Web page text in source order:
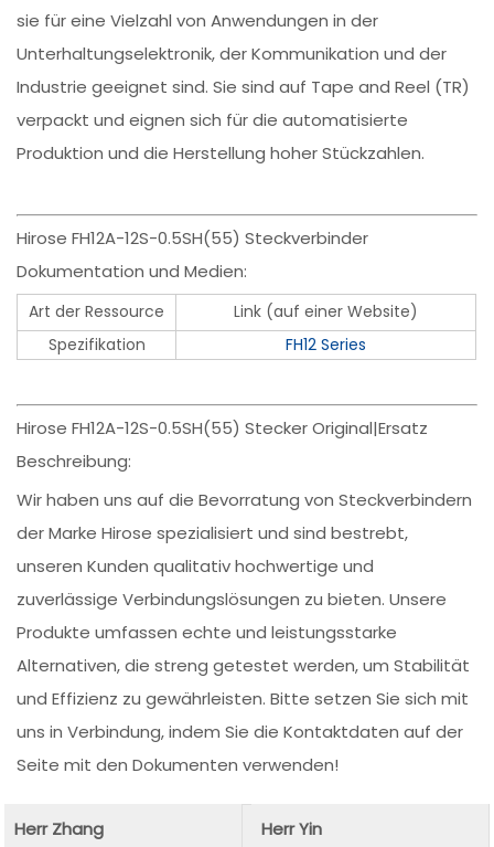
sie für eine Vielzahl von Anwendungen in der
Unterhaltungselektronik, der Kommunikation und der
Industrie geeignet sind. Sie sind auf Tape and Reel (TR)
verpackt und eignen sich für die automatisierte
Produktion und die Herstellung hoher Stückzahlen.
Hirose FH12A-12S-0.5SH(55) Steckverbinder
Dokumentation und Medien:
Art der Ressource
Link (auf einer Website)
Spezifikation
FH12 Series
Hirose FH12A-12S-0.5SH(55) Stecker Original|Ersatz
Beschreibung:
Wir haben uns auf die Bevorratung von Steckverbindern
der Marke Hirose spezialisiert und sind bestrebt,
unseren Kunden qualitativ hochwertige und
zuverlässige Verbindungslösungen zu bieten. Unsere
Produkte umfassen echte und leistungsstarke
Alternativen, die streng getestet werden, um Stabilität
und Effizienz zu gewährleisten. Bitte setzen Sie sich mit
uns in Verbindung, indem Sie die Kontaktdaten auf der
Seite mit den Dokumenten verwenden!
Herr Zhang
Herr Yin